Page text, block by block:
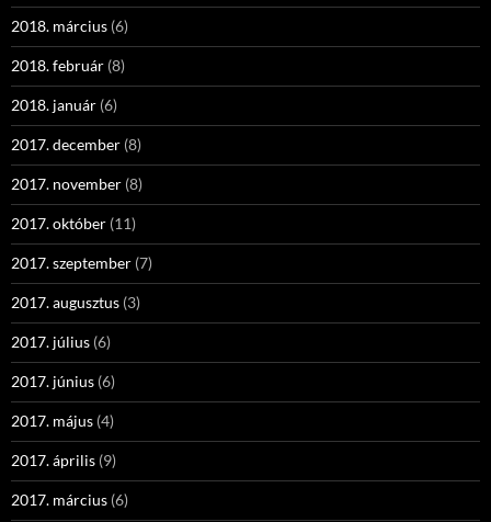
2018. március (6)
2018. február (8)
2018. január (6)
2017. december (8)
2017. november (8)
2017. október (11)
2017. szeptember (7)
2017. augusztus (3)
2017. július (6)
2017. június (6)
2017. május (4)
2017. április (9)
2017. március (6)